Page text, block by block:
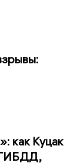
как Куцак
ГИБДД,